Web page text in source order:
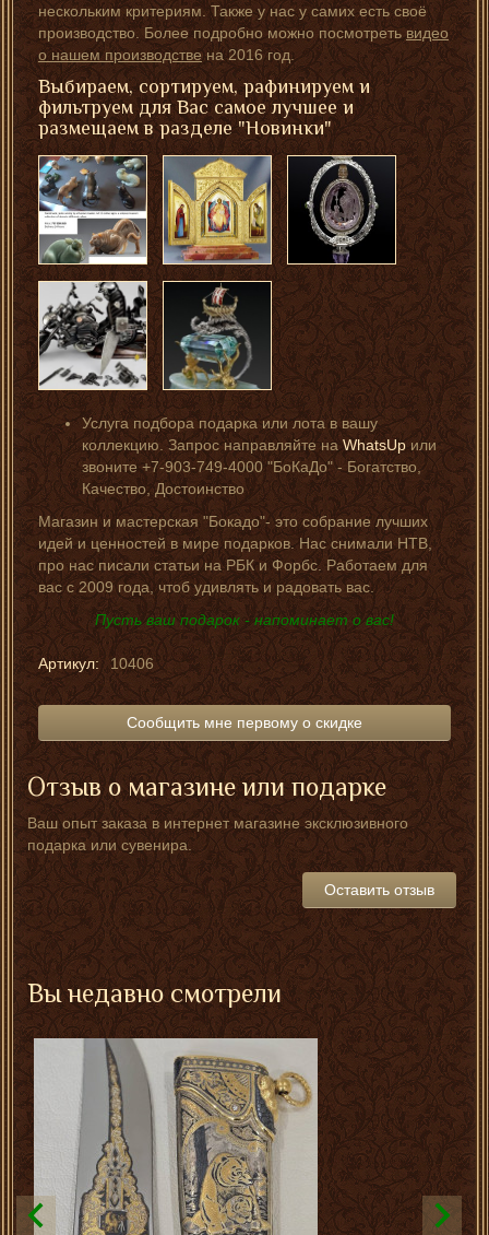
нескольким критериям. Также у нас у самих есть своё
производство. Более подробно можно посмотретьвидео
о нашем производствена 2016 год.
Выбираем, сортируем, рафинируем и
фильтруем для Вас самое лучшее и
размещаем в разделе "Новинки"
Услуга подбора подарка или лота в вашу
коллекцию. Запрос направляйте наWhatsUpили
звоните +7-903-749-4000 "БоКаДо" - Богатство,
Качество, Достоинство
Магазин и мастерская "Бокадо"- это собрание лучших
идей и ценностей в мире подарков. Нас снимали НТВ,
про нас писали статьи на РБК и Форбс. Работаем для
вас с 2009 года, чтоб удивлять и радовать вас.
Пусть ваш подарок - напоминает о вас!
Артикул: 10406
Сообщить мне первому о скидке
Отзыв о магазине или подарке
Ваш опыт заказа в интернет магазине эксклюзивного
подарка или сувенира.
Оставить отзыв
Вы недавно смотрели